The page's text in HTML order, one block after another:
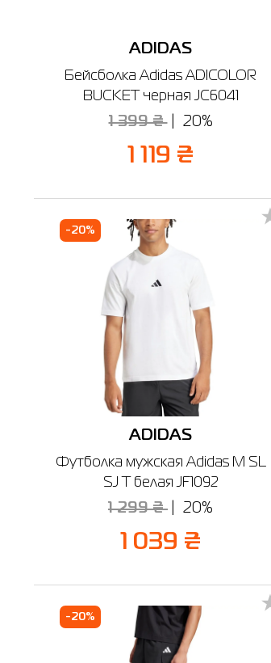
ADIDAS
Бейсболка Adidas ADICOLOR
BUCKET черная JC6041
1 399 ₴ 20%
1 119 ₴
-20%
ADIDAS
Футболка мужская Adidas M SL
SJ T белая JF1092
1 299 ₴ 20%
1 039 ₴
-20%